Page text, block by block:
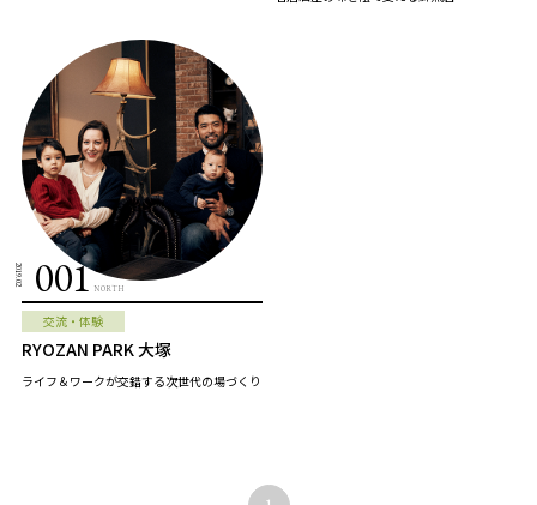
2019.02 001 NORTH
交流・体験
RYOZAN PARK 大塚
ライフ＆ワークが交錯する次世代の場づくり